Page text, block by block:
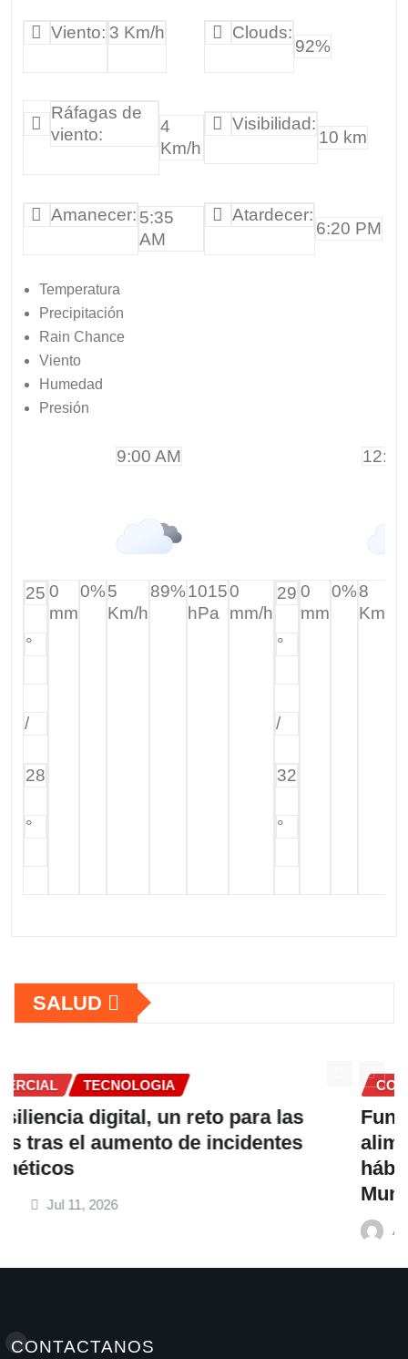
Viento: 3 Km/h Clouds:
92%
Ráfagas de
viento:
4
Km/h
Visibilidad:
10 km
Amanecer: 5:35
AM
Atardecer:
6:20 PM
Temperatura
Precipitación
Rain Chance
Viento
Humedad
Presión
9:00 AM
25
°
/
28
°
0
mm
0%5
Km/h
89%1015
hPa
0
mm/h
29
°
/
32
°
0
mm
0%8
Km/h
SALUD
COMERCIAL
Fundación Ficohsa fortalece la
alimentación escolar y promueve
hábitos saludables junto al Programa
Mundial de Alimentos y Nestlé